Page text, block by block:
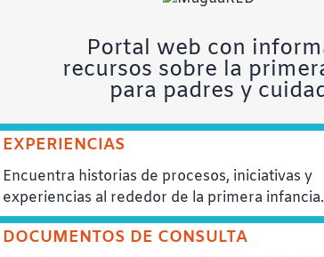
Portal web con
recursos sobre la
para padres y
EXPERIENCIAS
Encuentra historias de procesos, iniciativas y
experiencias al rededor de la primera infancia.
DOCUMENTOS DE CONSULTA